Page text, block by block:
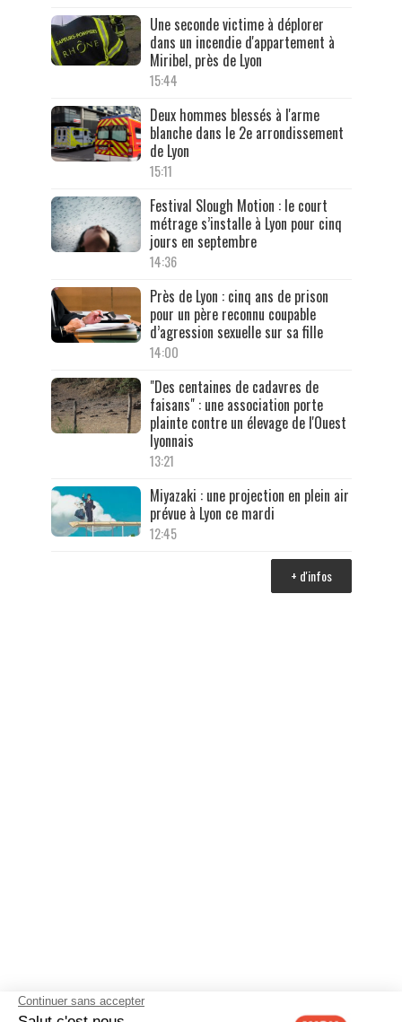
Une seconde victime à déplorer
dans un incendie d'appartement à
Miribel, près de Lyon
15:44
Deux hommes blessés à l'arme
blanche dans le 2e arrondissement
de Lyon
15:11
Festival Slough Motion : le court
métrage s’installe à Lyon pour cinq
jours en septembre
14:36
Près de Lyon : cinq ans de prison
pour un père reconnu coupable
d’agression sexuelle sur sa fille
14:00
"Des centaines de cadavres de
faisans" : une association porte
plainte contre un élevage de l'Ouest
lyonnais
13:21
Miyazaki : une projection en plein air
prévue à Lyon ce mardi
12:45
+ d'infos